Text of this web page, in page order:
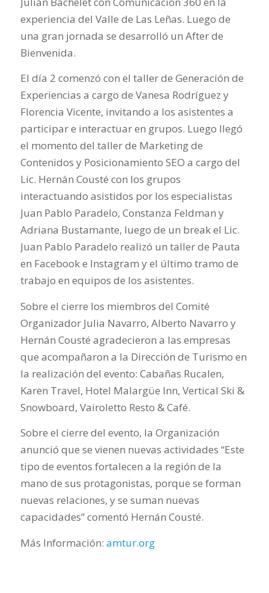
experiencia del Valle de Las Leñas. Luego de
una gran jornada se desarrolló un After de
Bienvenida.
El día 2 comenzó con el taller de Generación de
Experiencias a cargo de Vanesa Rodríguez y
Florencia Vicente, invitando a los asistentes a
participar e interactuar en grupos. Luego llegó
el momento del taller de Marketing de
Contenidos y Posicionamiento SEO a cargo del
Lic. Hernán Cousté con los grupos
interactuando asistidos por los especialistas
Juan Pablo Paradelo, Constanza Feldman y
Adriana Bustamante, luego de un break el Lic.
Juan Pablo Paradelo realizó un taller de Pauta
en Facebook e Instagram y el último tramo de
trabajo en equipos de los asistentes.
Sobre el cierre los miembros del Comité
Organizador Julia Navarro, Alberto Navarro y
Hernán Cousté agradecieron a las empresas
que acompañaron a la Dirección de Turismo en
la realización del evento: Cabañas Rucalen,
Karen Travel, Hotel Malargüe Inn, Vertical Ski &
Snowboard, Vairoletto Resto & Café.
Sobre el cierre del evento, la Organización
anunció que se vienen nuevas actividades “Este
tipo de eventos fortalecen a la región de la
mano de sus protagonistas, porque se forman
nuevas relaciones, y se suman nuevas
capacidades”comentó Hernán Cousté.
Más Información: amtur.org